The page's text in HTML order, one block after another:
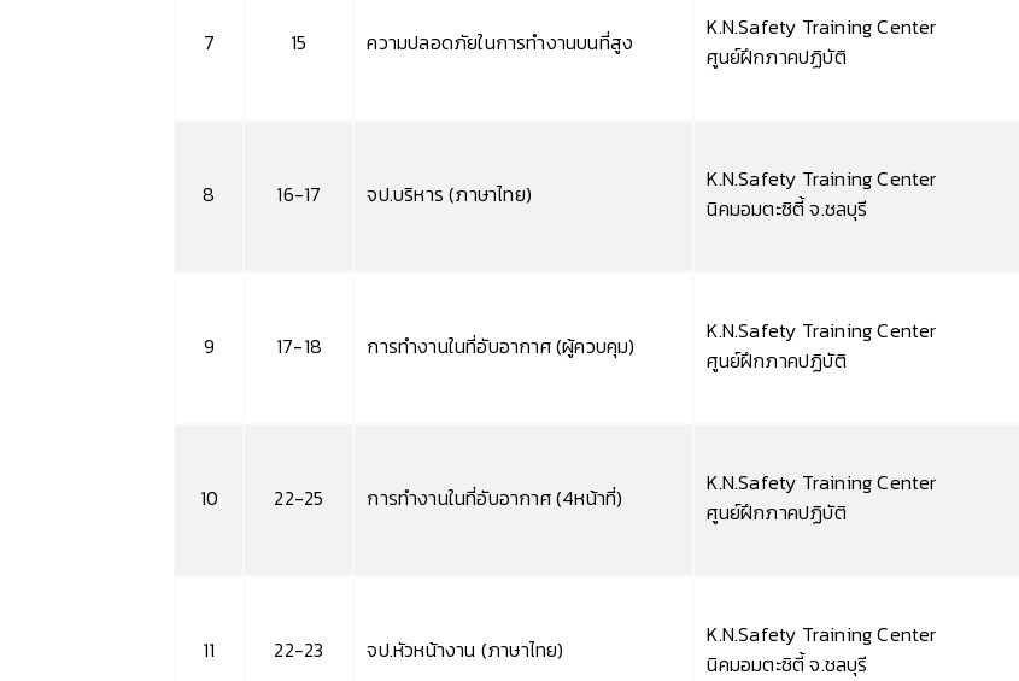
7 15 ความปลอดภัยในการทำงานบนที่สูง
K.N.Safety Training Center
ศูนย์ฝึกภาคปฏิบัติ
8 16-17 จป.บริหาร (ภาษาไทย)
K.N.Safety Training Center
นิคมอมตะซิตี้ จ.ชลบุรี
9 17-18 การทำงานในที่อับอากาศ (ผู้ควบคุม)
K.N.Safety Training Center
ศูนย์ฝึกภาคปฏิบัติ
10 22-25 การทำงานในที่อับอากาศ (4หน้าที่)
K.N.Safety Training Center
ศูนย์ฝึกภาคปฏิบัติ
11 22-23 จป.หัวหน้างาน (ภาษาไทย)
K.N.Safety Training Center
นิคมอมตะซิตี้ จ.ชลบุรี